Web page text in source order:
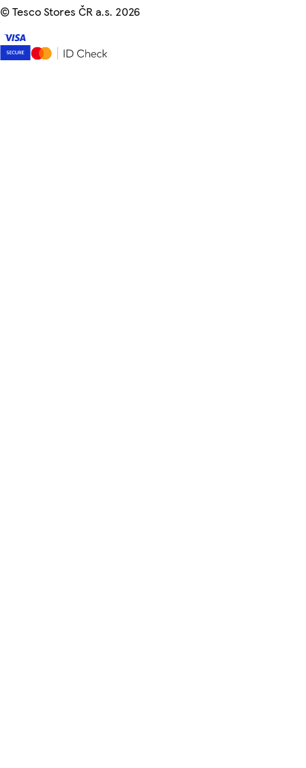
©Tesco Stores ČR a.s. 2026